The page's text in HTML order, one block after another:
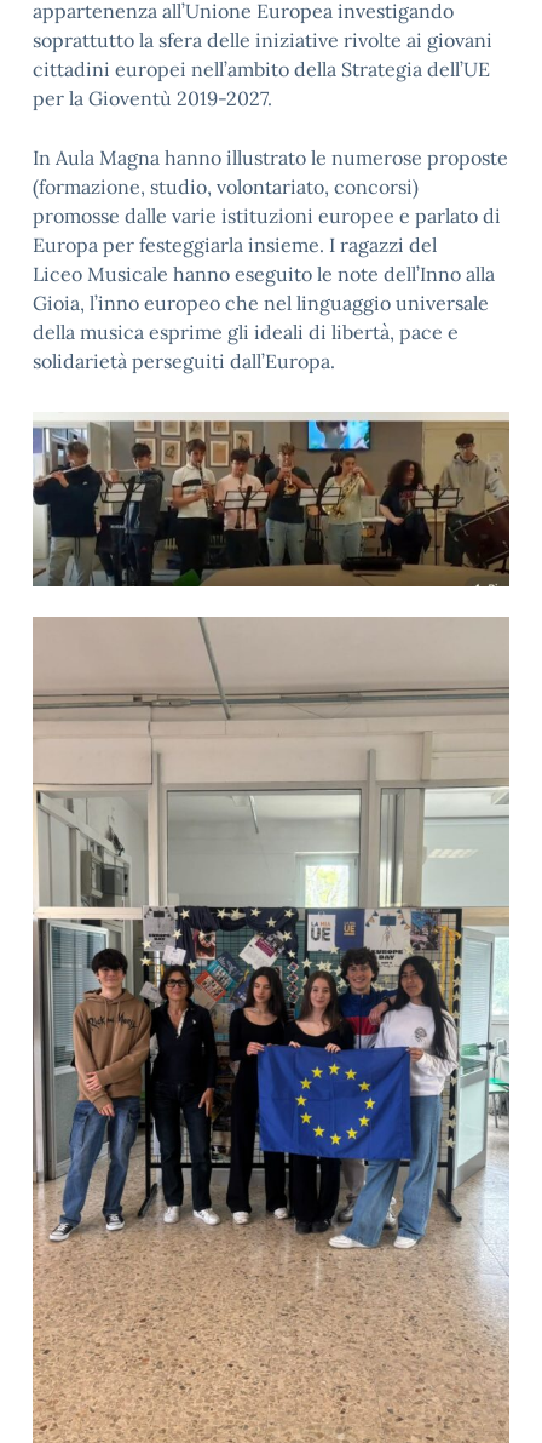
appartenenza all’Unione Europea investigando
soprattutto la sfera delle iniziative rivolte ai giovani
cittadini europei nell’ambito della Strategia dell’UE
per la Gioventù 2019-2027.
In Aula Magna hanno illustrato le numerose proposte
(formazione, studio, volontariato, concorsi)
promosse dalle varie istituzioni europee e parlato di
Europa per festeggiarla insieme. I ragazzi del
Liceo Musicale hanno eseguito le note dell’Inno alla
Gioia, l’inno europeo che nel linguaggio universale
della musica esprime gli ideali di libertà, pace e
solidarietà perseguiti dall’Europa.